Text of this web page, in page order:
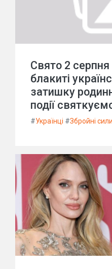
Свято 2 серпня
блакиті
затишку
події
#Українці #Збройні